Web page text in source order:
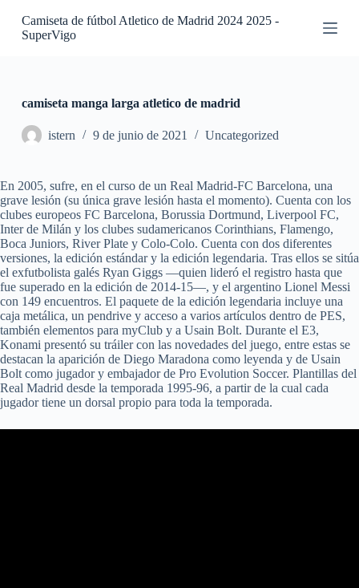
S
e
n
i
d
o
Camiseta de fútbol Atletico de Madrid 2024 2025 -
SuperVigo
camiseta manga larga atletico de madrid
istern 9 de junio de 2021 Uncategorized
En 2005, sufre, en el curso de un Real Madrid-FC Barcelona, una
grave lesión (su única grave lesión hasta el momento). Cuenta con los
clubes europeos FC Barcelona, Borussia Dortmund, Liverpool FC,
Inter de Milán y los clubes sudamericanos Corinthians, Flamengo,
Boca Juniors, River Plate y Colo-Colo. Cuenta con dos diferentes
versiones, la edición estándar y la edición legendaria. Tras ellos se sitúa
el exfutbolista galés Ryan Giggs —quien lideró el registro hasta que
fue superado en la edición de 2014-15—, y el argentino Lionel Messi
con 149 encuentros. El paquete de la edición legendaria incluye una
caja metálica, un pendrive y acceso a varios artículos dentro de PES,
también elementos para myClub y a Usain Bolt. Durante el E3,
Konami presentó su tráiler con las novedades del juego, entre estas se
destacan la aparición de Diego Maradona como leyenda y de Usain
Bolt como jugador y embajador de Pro Evolution Soccer. Plantillas del
Real Madrid desde la temporada 1995-96, a partir de la cual cada
jugador tiene un dorsal propio para toda la temporada.